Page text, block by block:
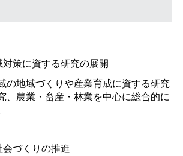
策に資する研究の展開
の地域づくりや産業育成に資する研究
、農業・畜産・林業を中心に総合的に
づくりの推進